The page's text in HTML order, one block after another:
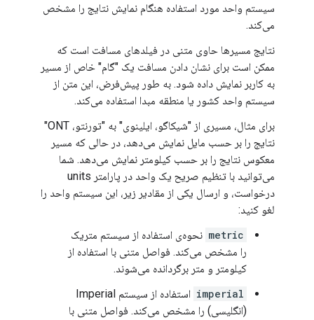
سیستم واحد مورد استفاده هنگام نمایش نتایج را مشخص
می‌کند.
نتایج مسیرها حاوی متنی در فیلدهای مسافت است که
ممکن است برای نشان دادن مسافت یک "گام" خاص از مسیر
به کاربر نمایش داده شود. به طور پیش‌فرض، این متن از
سیستم واحد کشور یا منطقه مبدا استفاده می‌کند.
برای مثال، مسیری از "شیکاگو، ایلینوی" به "تورنتو، ONT"
نتایج را بر حسب مایل نمایش می‌دهد، در حالی که مسیر
معکوس نتایج را بر حسب کیلومتر نمایش می‌دهد. شما
می‌توانید با تنظیم صریح یک واحد در پارامتر units
درخواست، و ارسال یکی از مقادیر زیر، این سیستم واحد را
لغو کنید:
metric نحوه‌ی استفاده از سیستم متریک
را مشخص می‌کند. فواصل متنی با استفاده از
کیلومتر و متر برگردانده می‌شوند.
imperial
استفاده از سیستم Imperial
(انگلیسی) را مشخص می‌کند. فواصل متنی با